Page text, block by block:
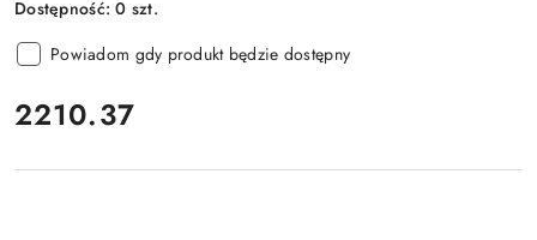
Dostępność:0 szt.
Powiadom gdy produkt będzie dostępny
cena:
2210.37